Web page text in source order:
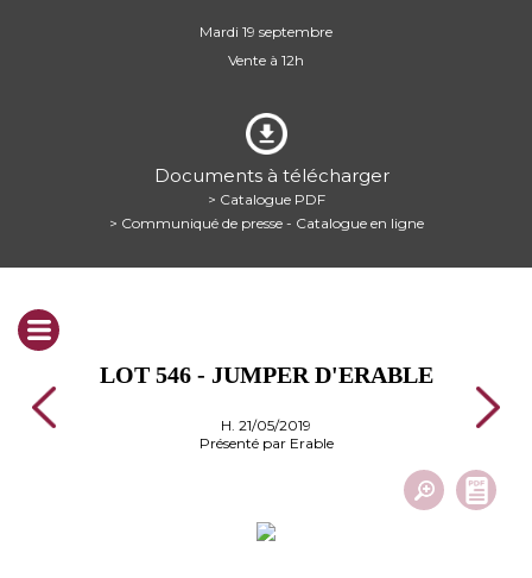
Mardi 19 septembre
Vente à 12h
Documents à télécharger
> Catalogue PDF
> Communiqué de presse - Catalogue en ligne
LOT 546 - JUMPER D'ERABLE
H. 21/05/2019
Présenté par Erable